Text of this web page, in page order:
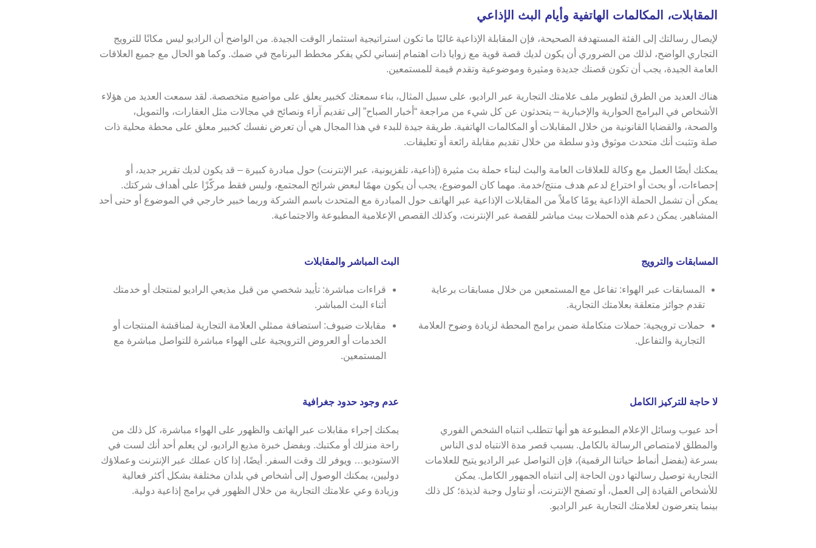
المقابلات، المكالمات الهاتفية وأيام البث الإذاعي
لإيصال رسالتك إلى الفئة المستهدفة الصحيحة، فإن المقابلة الإذاعية غالبًا ما تكون استراتيجية استثمار الوقت الجيدة. من الواضح أن الراديو ليس مكانًا للترويج
التجاري الواضح، لذلك من الضروري أن يكون لديك قصة قوية مع زوايا ذات اهتمام إنساني لكي يفكر مخطط البرنامج في ضمك. وكما هو الحال مع جميع العلاقات
العامة الجيدة، يجب أن تكون قصتك جديدة ومثيرة وموضوعية وتقدم قيمة للمستمعين.
هناك العديد من الطرق لتطوير ملف علامتك التجارية عبر الراديو، على سبيل المثال، بناء سمعتك كخبير يعلق على مواضيع متخصصة. لقد سمعت العديد من هؤلاء
الأشخاص في البرامج الحوارية والإخبارية – يتحدثون عن كل شيء من مراجعة “أخبار الصباح” إلى تقديم آراء ونصائح في مجالات مثل العقارات، والتمويل،
والصحة، والقضايا القانونية من خلال المقابلات أو المكالمات الهاتفية. طريقة جيدة للبدء في هذا المجال هي أن تعرض نفسك كخبير معلق على محطة محلية ذات
صلة وتثبت أنك متحدث موثوق وذو سلطة من خلال تقديم مقابلة رائعة أو تعليقات.
يمكنك أيضًا العمل مع وكالة للعلاقات العامة والبث لبناء حملة بث مثيرة (إذاعية، تلفزيونية، عبر الإنترنت) حول مبادرة كبيرة – قد يكون لديك تقرير جديد، أو
إحصاءات، أو بحث أو اختراع لدعم هدف منتج/خدمة. مهما كان الموضوع، يجب أن يكون مهمًا لبعض شرائح المجتمع، وليس فقط مركّزًا على أهداف شركتك.
يمكن أن تشمل الحملة الإذاعية يومًا كاملاً من المقابلات الإذاعية عبر الهاتف حول المبادرة مع المتحدث باسم الشركة وربما خبير خارجي في الموضوع أو حتى أحد
المشاهير. يمكن دعم هذه الحملات ببث مباشر للقصة عبر الإنترنت، وكذلك القصص الإعلامية المطبوعة والاجتماعية.
المسابقات والترويج
المسابقات عبر الهواء: تفاعل مع المستمعين من خلال مسابقات برعاية
تقدم جوائز متعلقة بعلامتك التجارية.
حملات ترويجية: حملات متكاملة ضمن برامج المحطة لزيادة وضوح العلامة
التجارية والتفاعل.
البث المباشر والمقابلات
قراءات مباشرة: تأييد شخصي من قبل مذيعي الراديو لمنتجك أو خدمتك
أثناء البث المباشر.
مقابلات ضيوف: استضافة ممثلي العلامة التجارية لمناقشة المنتجات أو
الخدمات أو العروض الترويجية على الهواء مباشرة للتواصل مباشرة مع
المستمعين.
لا حاجة للتركيز الكامل
أحد عيوب وسائل الإعلام المطبوعة هو أنها تتطلب انتباه الشخص الفوري
والمطلق لامتصاص الرسالة بالكامل. بسبب قصر مدة الانتباه لدى الناس
بسرعة (بفضل أنماط حياتنا الرقمية)، فإن التواصل عبر الراديو يتيح للعلامات
التجارية توصيل رسالتها دون الحاجة إلى انتباه الجمهور الكامل. يمكن
للأشخاص القيادة إلى العمل، أو تصفح الإنترنت، أو تناول وجبة لذيذة؛ كل ذلك
بينما يتعرضون لعلامتك التجارية عبر الراديو.
عدم وجود حدود جغرافية
يمكنك إجراء مقابلات عبر الهاتف والظهور على الهواء مباشرة، كل ذلك من
راحة منزلك أو مكتبك. وبفضل خبرة مذيع الراديو، لن يعلم أحد أنك لست في
الاستوديو… ويوفر لك وقت السفر. أيضًا، إذا كان عملك عبر الإنترنت وعملاؤك
دوليين، يمكنك الوصول إلى أشخاص في بلدان مختلفة بشكل أكثر فعالية
وزيادة وعي علامتك التجارية من خلال الظهور في برامج إذاعية دولية.